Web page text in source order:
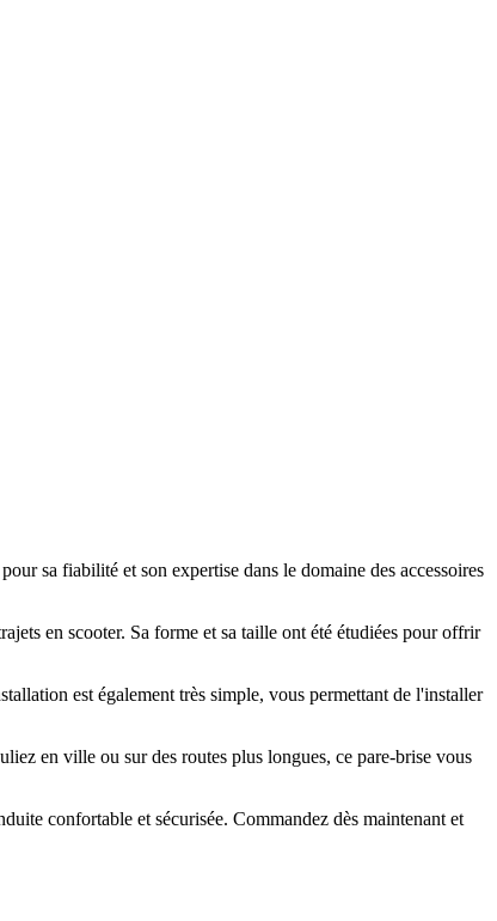
sa fiabilité et son expertise dans le domaine des accessoires
en scooter. Sa forme et sa taille ont été étudiées pour offrir
est également très simple, vous permettant de l'installer
en ville ou sur des routes plus longues, ce pare-brise vous
confortable et sécurisée. Commandez dès maintenant et